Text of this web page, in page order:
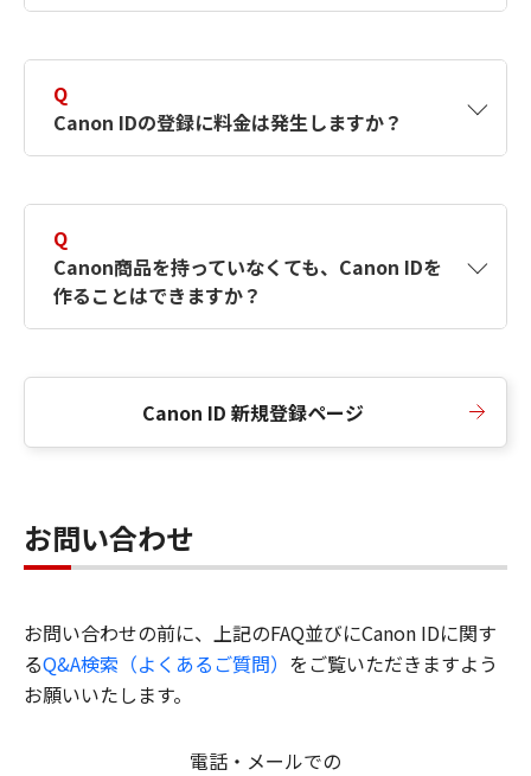
択したサービスから取得します。アカウントを
簡単に作成できるように、この情報を使用して
Canon IDの登録フォームを入力します。
Q
Canon IDの登録に料金は発生しますか？
Q
Canon商品を持っていなくても、Canon IDを
作ることはできますか？
Canon ID 新規登録ページ
お問い合わせ
お問い合わせの前に、上記のFAQ並びにCanon IDに関す
るQ&A検索（よくあるご質問） をご覧いただきますよう
お願いいたします。
電話・メールでの